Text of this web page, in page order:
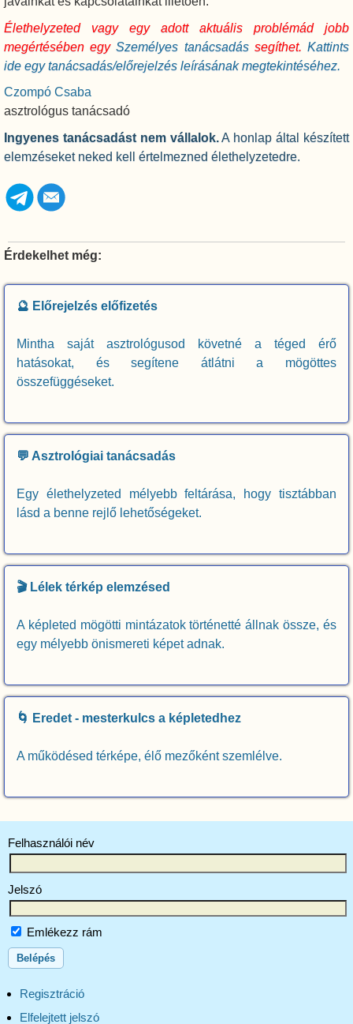
Élethelyzeted vagy egy adott aktuális problémád jobb
megértésében egySzemélyes tanácsadássegíthet.Kattints
ide egy tanácsadás/előrejelzés leírásának megtekintéséhez.
Czompó Csaba
asztrológus tanácsadó
Ingyenes tanácsadást nem vállalok.A honlap által készített
elemzéseket neked kell értelmezned élethelyzetedre.
Érdekelhet még:
🔮 Előrejelzés előfizetés
Mintha saját asztrológusod követné a téged érő
hatásokat, és segítene átlátni a mögöttes
összefüggéseket.
💬 Asztrológiai tanácsadás
Egy élethelyzeted mélyebb feltárása, hogy tisztábban
lásd a benne rejlő lehetőségeket.
🎬 Lélek térkép elemzésed
A képleted mögötti mintázatok történetté állnak össze, és
egy mélyebb önismereti képet adnak.
🌀 Eredet - mesterkulcs a képletedhez
A működésed térképe, élő mezőként szemlélve.
Felhasználói név
Jelszó
Emlékezz rám
Regisztráció
Elfelejtett jelszó